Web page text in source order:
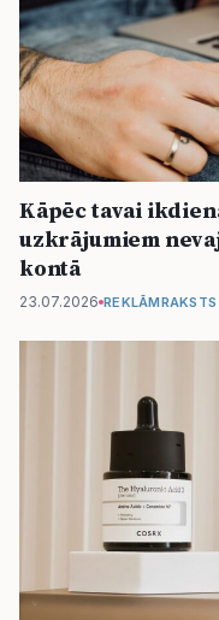
Kāpēc tavai
uzkrājumiem
kontā
23.07.2026 REKLĀMRAKSTS